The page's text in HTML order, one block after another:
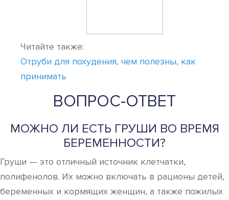
Читайте также:
Отруби для похудения, чем полезны, как
принимать
ВОПРОС-ОТВЕТ
МОЖНО ЛИ ЕСТЬ ГРУШИ ВО ВРЕМЯ
БЕРЕМЕННОСТИ?
Груши — это отличный источник клетчатки,
полифенолов. Их можно включать в рационы детей,
беременных и кормящих женщин, а также пожилых